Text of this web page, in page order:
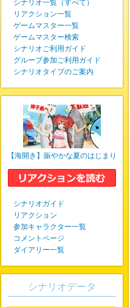
シナリオ一覧（すべて）
リアクション一覧
ゲームマスター一覧
ゲームマスター検索
シナリオご利用ガイド
グループ参加ご利用ガイド
シナリオタイプのご案内
【海開き】賑やかな夏のはじまり
シナリオガイド
リアクション
参加キャラクター一覧
コメントページ
ダイアリー一覧
シナリオデータ